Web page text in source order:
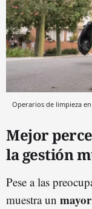
Operarios de limpieza
Mejor
la gestión
Pese a las
muestra un